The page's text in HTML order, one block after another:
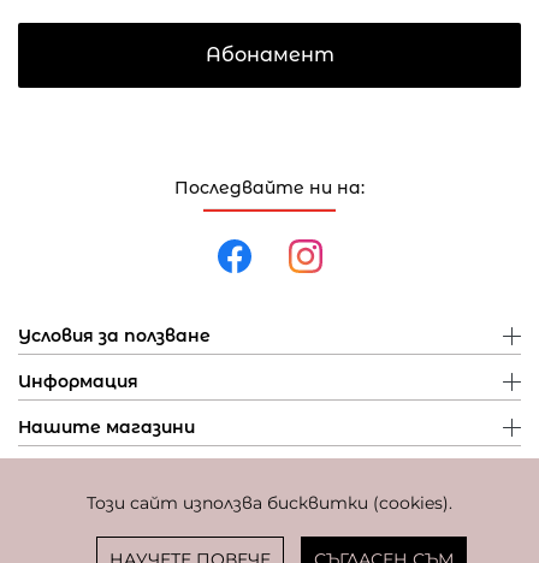
Този сайт използва бисквитки (cookies).
Последвайте ни на:
Условия за ползване
Информация
Нашите магазини
Абонамент
Фиксиран курс за превалутиране: 1 EUR = 1,95583 BGN